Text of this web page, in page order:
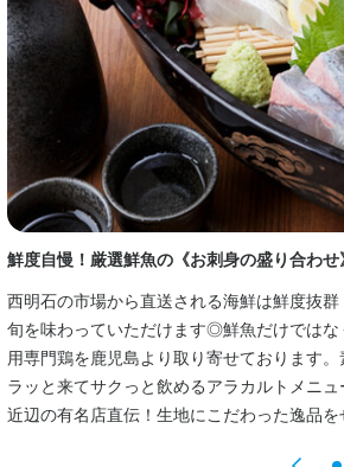
鮮度自慢！厳選鮮魚の《お刺身の盛り合わせ
西明石の市場から直送される海鮮は鮮度抜
旬を味わっていただけます◎鮮魚だけでは
用専門鶏を鹿児島より取り寄せております
ラッと来てサクっと飲めるアラカルトメニ
近辺の有名店直伝！生地にこだわった逸品
全般をお任せします。
【調理スタッフ】
開店前の仕込み、料理の調理、盛り付け、
簡単なことから始めていただきますので、
店名
明石海鮮居酒屋 海翔 明石駅前店
勤務地
兵庫県明石市東仲ノ町11-28 梅本ビル 1F